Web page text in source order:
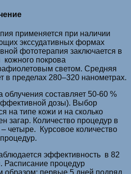
применяется при наличии
экссудативных формах
фототерапия заключается в
покрова
светом. Средняя
в пределах 280–320 нанометрах.
облучения составляет 50-60 %
дозы). Выбор
на типе кожи и на сколько
загар. Количество процедур в
четыре. Курсовое количество
эффективность в 82
процедур
образом: первые 5 дней подряд